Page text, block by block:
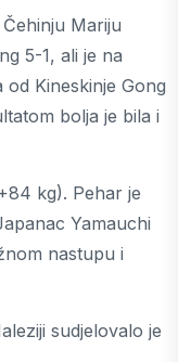
Mariju
5-1, ali je na
Kineskinje Gong
bolja je bila i
kg). Pehar je
Yamauchi
nastupu i
sudjelovalo je